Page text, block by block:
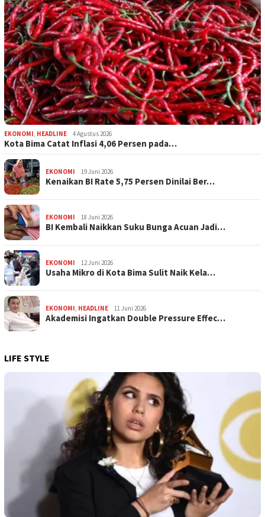
EKONOMI, HEADLINE 4 Agustus 2026
Kota Bima Catat Inflasi 4,06 Persen pada…
EKONOMI 19 Juni 2026
Kenaikan BI Rate 5,75 Persen Dinilai Ber…
EKONOMI 18 Juni 2026
BI Kembali Naikkan Suku Bunga Acuan Jadi…
EKONOMI 12 Juni 2026
Usaha Mikro di Kota Bima Sulit Naik Kela…
EKONOMI, HEADLINE 11 Juni 2026
Akademisi Ingatkan Double Pressure Effec…
LIFE STYLE